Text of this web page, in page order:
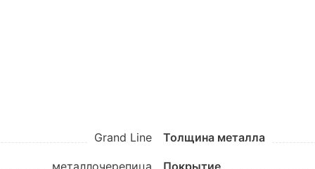
Grand Line
металлочерепица
Толщина металла
Покрытие